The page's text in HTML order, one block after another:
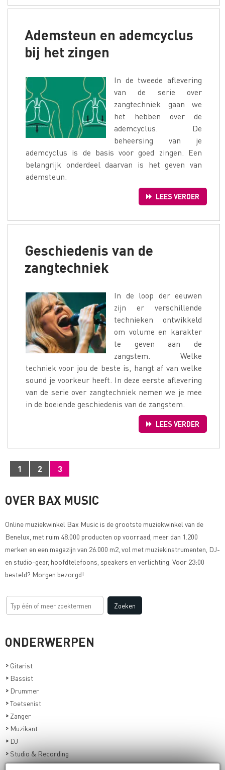
Ademsteun en ademcyclus
bij het zingen
In de tweede aflevering
van de serie over
zangtechniek gaan we
het hebben over de
ademcyclus. De
beheersing van je
ademcyclus is de basis voor goed zingen. Een
belangrijk onderdeel daarvan is het geven van
ademsteun.
LEES VERDER
Geschiedenis van de
zangtechniek
In de loop der eeuwen
zijn er verschillende
technieken ontwikkeld
om volume en karakter
te geven aan de
zangstem. Welke
techniek voor jou de beste is, hangt af van welke
sound je voorkeur heeft. In deze eerste aflevering
van de serie over zangtechniek nemen we je mee
in de boeiende geschiedenis van de zangstem.
LEES VERDER
1 2 3
OVER BAX MUSIC
Online muziekwinkel Bax Music is de grootste muziekwinkel van de
Benelux, met ruim 48.000 producten op voorraad, meer dan 1.200
merken en een magazijn van 26.000 m2, vol met muziekinstrumenten, DJ-
en studio-gear, hoofdtelefoons, speakers en verlichting. Voor 23:00
besteld? Morgen bezorgd!
ONDERWERPEN
> Gitarist
> Bassist
> Drummer
>Toetsenist
> Zanger
> Muzikant
> DJ
>Studio & Recording
>Live-geluid